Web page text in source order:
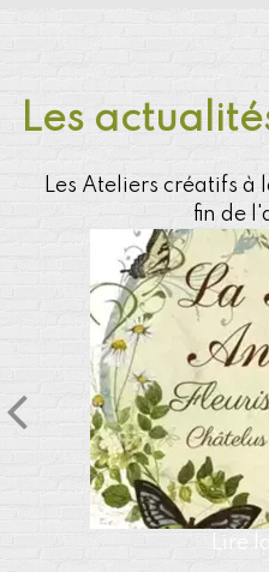
Les
Les Ateliers créatifs
fin de